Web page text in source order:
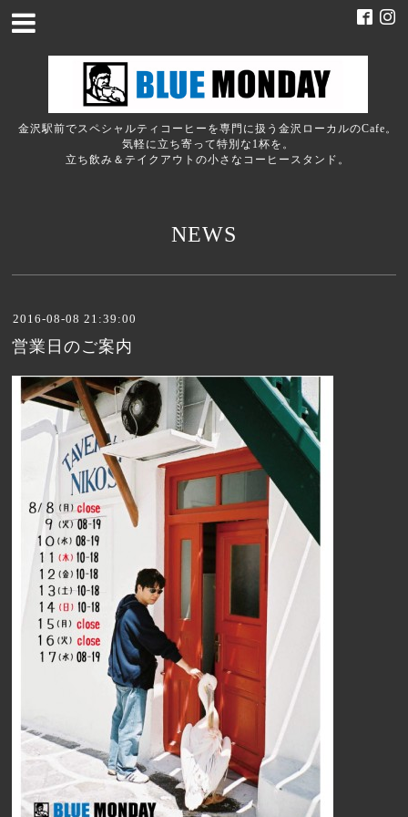
金沢駅前でスペシャルティコーヒーを専門に扱う金沢ローカルのCafe。
気軽に立ち寄って特別な1杯を。
立ち飲み＆テイクアウトの小さなコーヒースタンド。
NEWS
2016-08-08 21:39:00
営業日のご案内